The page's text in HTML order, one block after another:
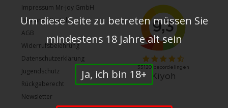
Impressum Mr-joy GmbH
Retouren-Portal
AGB
Widerrufsbelehrung
Datenschutzerklärung
Jugendschutz
Rückgaberecht
Newsletter
Um diese Seite zu betreten müssen Sie
mindestens 18 Jahre alt sein
Ja, ich bin 18+